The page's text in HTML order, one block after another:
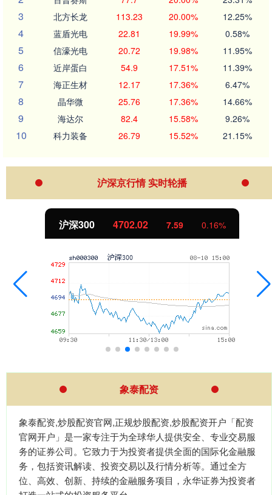
3 北方长龙 113.23 20.00% 12.25%
4 蓝盾光电 22.81 19.99% 0.58%
5 信濠光电 20.72 19.98% 11.95%
6 近岸蛋白 54.9 17.51% 11.39%
7 海正生材 12.17 17.36% 6.47%
8 晶华微 25.76 17.36% 14.66%
9 海达尔 82.4 15.58% 9.26%
10 科力装备 26.79 15.52% 21.15%
沪深京行情 实时轮播
沪深300 4702.02 7.59 0.16%
象泰配资
象泰配资,炒股配资官网,正规炒股配资,炒股配资开户「配资
官网开户」是一家专注于为全球华人提供安全、专业交易服
务的证券公司。它致力于为投资者提供全面的国际化金融服
务，包括资讯解读、投资交易以及行情分析等。通过全方
位、高效、创新、持续的金融服务项目，永华证券为投资者